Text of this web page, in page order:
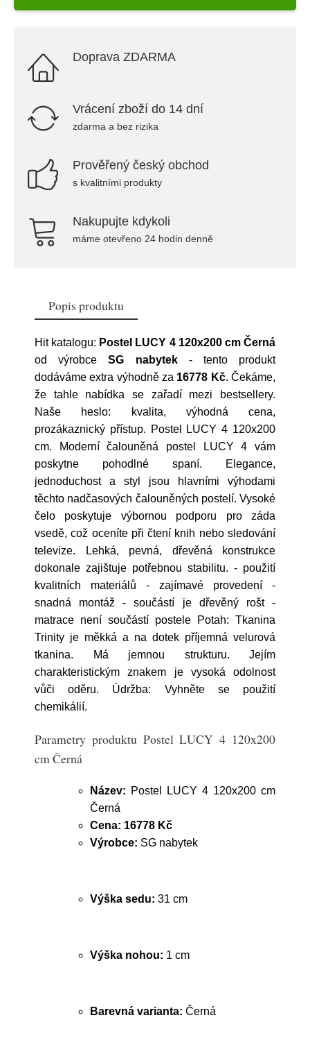
Doprava ZDARMA
Vrácení zboží do 14 dní
zdarma a bez rizika
Prověřený český obchod
s kvalitními produkty
Nakupujte kdykoli
máme otevřeno 24 hodin denně
Popis produktu
Hit katalogu: Postel LUCY 4 120x200 cm Černá
od výrobceSG nabytek- tento produkt
dodáváme extra výhodně za 16778 Kč. Čekáme,
že tahle nabídka se zařadí mezi bestsellery.
Naše heslo: kvalita, výhodná cena,
prozákaznický přístup. Postel LUCY 4 120x200
cm. Moderní čalouněná postel LUCY 4 vám
poskytne pohodlné spaní. Elegance,
jednoduchost a styl jsou hlavními výhodami
těchto nadčasových čalouněných postelí. Vysoké
čelo poskytuje výbornou podporu pro záda
vsedě, což oceníte při čtení knih nebo sledování
televize. Lehká, pevná, dřevěná konstrukce
dokonale zajištuje potřebnou stabilitu. - použití
kvalitních materiálů - zajímavé provedení -
snadná montáž - součástí je dřevěný rošt -
matrace není součástí postele Potah: Tkanina
Trinity je měkká a na dotek příjemná velurová
tkanina. Má jemnou strukturu. Jejím
charakteristickým znakem je vysoká odolnost
vůči oděru. Údržba: Vyhněte se použití
chemikálií.
Parametry produktu Postel LUCY 4 120x200
cm Černá
Název: Postel LUCY 4 120x200 cm
Černá
Cena: 16778 Kč
Výrobce: SG nabytek
Výška sedu: 31 cm
Výška nohou: 1 cm
Barevná varianta: Černá